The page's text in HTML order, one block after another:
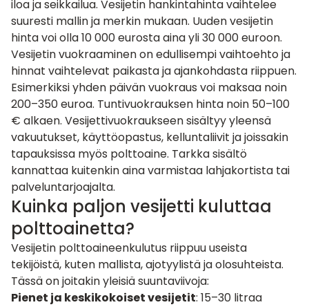
iloa ja seikkailua. Vesijetin hankintahinta vaihtelee
suuresti mallin ja merkin mukaan. Uuden vesijetin
hinta voi olla 10 000 eurosta aina yli 30 000 euroon.
Vesijetin vuokraaminen on edullisempi vaihtoehto ja
hinnat vaihtelevat paikasta ja ajankohdasta riippuen.
Esimerkiksi yhden päivän vuokraus voi maksaa noin
200–350 euroa. Tuntivuokrauksen hinta noin 50–100
€ alkaen. Vesijettivuokraukseen sisältyy yleensä
vakuutukset, käyttöopastus, kelluntaliivit ja joissakin
tapauksissa myös polttoaine. Tarkka sisältö
kannattaa kuitenkin aina varmistaa lahjakortista tai
palveluntarjoajalta.
Kuinka paljon vesijetti kuluttaa
polttoainetta?
Vesijetin polttoaineenkulutus riippuu useista
tekijöistä, kuten mallista, ajotyylistä ja olosuhteista.
Tässä on joitakin yleisiä suuntaviivoja:
Pienet ja keskikokoiset vesijetit: 15–30 litraa